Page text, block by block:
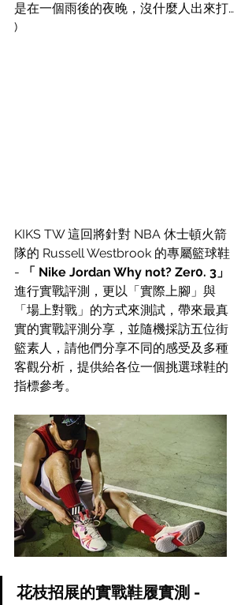
是在一個雨後的夜晚，沒什麼人出來打…
)
KIKS TW 這回將針對 NBA 休士頓火箭
隊的 Russell Westbrook 的專屬籃球鞋
-
「 Nike Jordan Why not? Zer0. 3」
進行實戰評測 ，更以「實際上腳」與
「場上對戰」的方式來測試，帶來最真
實的實戰評測分享，並隨機採訪五位街
籃素人，請他們分享不同的感受及多種
客觀分析，提供給各位一個挑選球鞋的
指標參考。
花枝招展的實戰鞋履實測 -